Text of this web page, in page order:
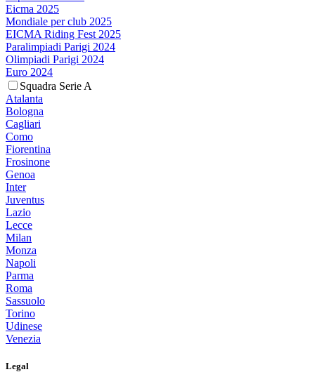
Eicma 2025
Mondiale per club 2025
EICMA Riding Fest 2025
Paralimpiadi Parigi 2024
Olimpiadi Parigi 2024
Euro 2024
Squadra Serie A
Atalanta
Bologna
Cagliari
Como
Fiorentina
Frosinone
Genoa
Inter
Juventus
Lazio
Lecce
Milan
Monza
Napoli
Parma
Roma
Sassuolo
Torino
Udinese
Venezia
Legal